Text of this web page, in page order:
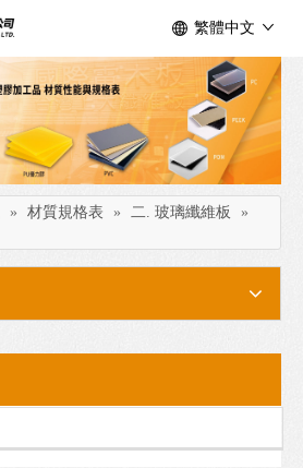
繁體中文
» 材質規格表 » 二. 玻璃纖維板
»